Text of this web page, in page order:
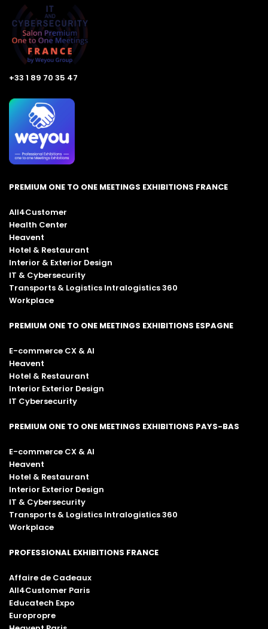
+33 1 89 70 35 47
PREMIUM ONE TO ONE MEETINGS EXHIBITIONS FRANCE
All4Customer
Health Center
Heavent
Hotel & Restaurant
Interior & Exterior Design
IT & Cybersecurity
Transports & Logistics Intralogistics 360
Workplace
PREMIUM ONE TO ONE MEETINGS EXHIBITIONS ESPAGNE
E-commerce CX & AI
Heavent
Hotel & Restaurant
Interior Exterior Design
IT Cybersecurity
PREMIUM ONE TO ONE MEETINGS EXHIBITIONS PAYS-BAS
E-commerce CX & AI
Heavent
Hotel & Restaurant
Interior Exterior Design
IT & Cybersecurity
Transports & Logistics Intralogistics 360
Workplace
PROFESSIONAL EXHIBITIONS FRANCE
Affaire de Cadeaux
All4Customer Paris
Educatech Expo
Europropre